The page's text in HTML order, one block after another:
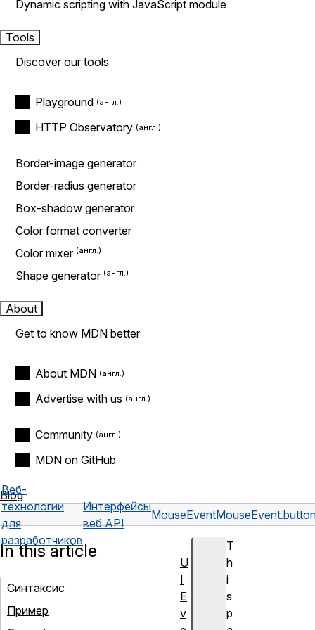
Dynamic scripting with JavaScript module
Tools
Discover our tools
Playground
HTTP Observatory
Border-image generator
Border-radius generator
Box-shadow generator
Color format converter
Color mixer
Shape generator
About
Get to know MDN better
About MDN
Advertise with us
Community
MDN on GitHub
Blog
Веб-
технологии
для
разработчиков
Интерфейсы
веб API
MouseEvent
T
h
i
s
p
In this article
Синтаксис
Пример
U
I
E
v